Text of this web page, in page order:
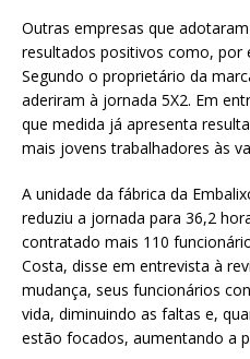
Outras empresas que
resultados positivos como, por
Segundo o proprietário da
aderiram à jornada 5X2. Em
que medida já apresenta
mais jovens trabalhadores às
A unidade da fábrica da
reduziu a jornada para 36,2
contratado mais 110
Costa, disse em entrevista à
mudança, seus funcionários
vida, diminuindo as faltas e,
estão focados, aumentando a